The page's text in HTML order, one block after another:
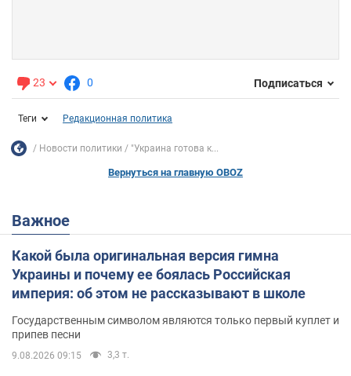
23 0 Подписаться
Теги Редакционная политика
Новости политики "Украина готова к...
Вернуться на главную OBOZ
Важное
Какой была оригинальная версия гимна
Украины и почему ее боялась Российская
империя: об этом не рассказывают в школе
Государственным символом являются только первый куплет и
припев песни
9.08.2026 09:15 3,3 т.